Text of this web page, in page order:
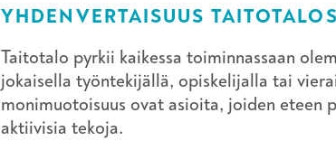
YHDENVERTAISUUS
Taitotalo pyrkii kaikessa toiminnassaan
jokaisella työntekijällä, opiskelijalla tai
monimuotoisuus ovat asioita, joiden
aktiivisia tekoja.